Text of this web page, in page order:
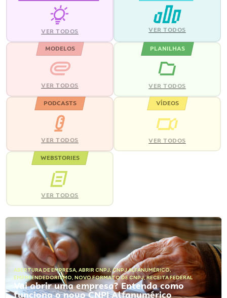
VER TODOS VER TODOS
MODELOS
VER TODOS
PLANILHAS
VER TODOS
PODCASTS
VER TODOS
VÍDEOS
VER TODOS
WEBSTORIES
VER TODOS
ABERTURA DE EMPRESA, ABRIR CNPJ,CNPJ ALFANUMÉRICO,
EMPREENDEDORISMO, NOVO FORMATO DE CNPJ,RECEITA FEDERAL
Vai abrir uma empresa? Entenda como
funciona o novo CNPJ Alfanumérico